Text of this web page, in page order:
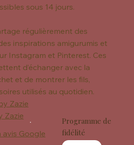
sous 14 jours.
régulièrement des
inspirations amigurumis et
Instagram et Pinterest. Ces
d’échanger avec la
et de montrer les fils,
utilisés au quotidien.
Zazie
Zazie
avis Google
Programme de
fidélité